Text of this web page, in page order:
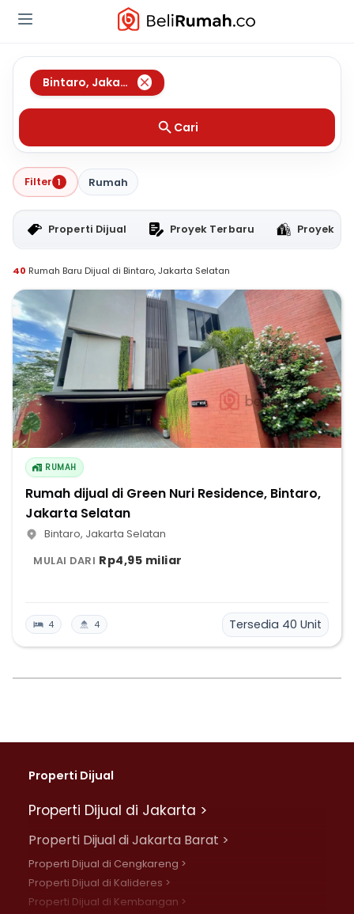
Bintaro, Jakarta Selatan
Cari
Filter 1 Rumah
Properti Dijual Proyek Terbaru Proyek
40 Rumah Baru Dijual di Bintaro, Jakarta Selatan
RUMAH
Rumah dijual di Green Nuri Residence, Bintaro,
Jakarta Selatan
Bintaro, Jakarta Selatan
MULAI DARI Rp4,95 miliar
4 4 Tersedia 40 Unit
Properti Dijual
Properti Dijual di Jakarta >
Properti Dijual di Jakarta Barat >
Properti Dijual di Cengkareng >
Properti Dijual di Kalideres >
Properti Dijual di Kembangan >